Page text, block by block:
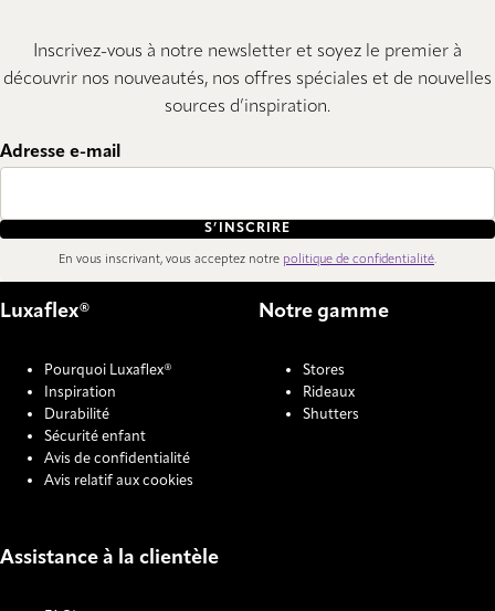
Inscrivez-vous à notre newsletter et soyez le premier à
découvrir nos nouveautés, nos offres spéciales et de nouvelles
sources d’inspiration.
Adresse e-mail
S’INSCRIRE
En vous inscrivant, vous acceptez notre politique de confidentialité.
Luxaflex®
Pourquoi Luxaflex®
Inspiration
Durabilité
Sécurité enfant
Avis de confidentialité
Avis relatif aux cookies
Notre gamme
Stores
Rideaux
Shutters
Assistance à la clientèle